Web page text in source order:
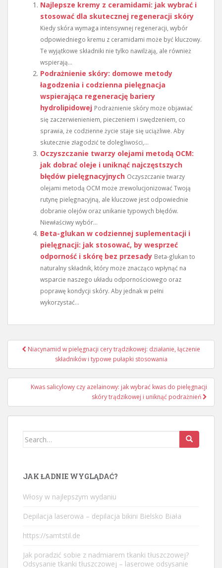
Najlepsze kremy z ceramidami: jak wybrać i
stosować dla skutecznej regeneracji skóry
Kiedy skóra wymaga intensywnej regeneracji, wybór
odpowiedniego kremu z ceramidami może być kluczowy.
Te wyjątkowe składniki nie tylko nawilżają, ale również
wspierają...
Podrażnienie skóry: domowe metody
łagodzenia i codzienna pielęgnacja
wspierająca regenerację bariery
hydrolipidowej Podrażnienie skóry może objawiać
się zaczerwienieniem, pieczeniem i swędzeniem, co
sprawia, że codzienne życie staje się uciążliwe. Aby
skutecznie złagodzić te dolegliwości,...
Oczyszczanie twarzy olejami metodą OCM:
jak dobrać oleje i uniknąć najczęstszych
błędów pielęgnacyjnych Oczyszczanie twarzy
olejami metodą OCM może zrewolucjonizować Twoją
rutynę pielęgnacyjną, ale kluczowe jest odpowiednie
dobranie olejów oraz unikanie typowych błędów.
Niewłaściwy wybór...
Beta-glukan w codziennej suplementacji i
pielęgnacji: jak stosować, by wesprzeć
odporność i skórę bez przesady Beta-glukan to
naturalny składnik, który może znacząco wpłynąć na
wsparcie naszego układu odpornościowego oraz
poprawę kondycji skóry. Aby jednak w pełni
wykorzystać...
Nawigacja
Niacynamid w pielęgnacji cery trądzikowej: działanie, łączenie
składników i typowe pułapki stosowania
Kwas salicylowy czy azelainowy: jak wybrać kwas do pielęgnacji
skóry trądzikowej i uniknąć podrażnień
Search
JAK ŁADNIE WYGLĄDAĆ?
Włosy w najlepszym wydaniu
Depilacja laserowa – depilacja bikini Bielsko Biała
https://samtstil.de
Jak poradzić sobie z nadmiarem tkanki tłuszczowej?
Odsysanie tkanki tłuszczowej – laserowe odsysanie